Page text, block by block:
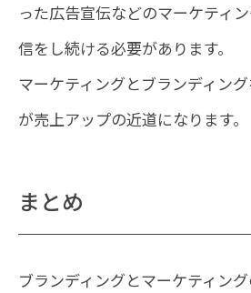
った広告宣伝などのマーケティ
信をし続ける必要があります。
マーケティングとブランディン
が売上アップの近道になります。
まとめ
ブランディングとマーケティング